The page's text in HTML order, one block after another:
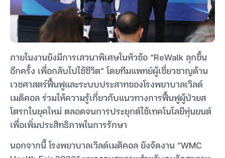
ภายในงานยังมีการเสวนาพิเศษในหัวข้อ “ReWalk ลุกขึ้น
อีกครั้ง เพื่อกลับไปใช้ชีวิต” โดยทีมแพทย์ผู้เชี่ยวชาญด้าน
เวชศาสตร์ฟื้นฟูและระบบประสาทของโรงพยาบาลเวิลด์
เมดิคอล ร่วมให้ความรู้เกี่ยวกับแนวทางการฟื้นฟูผู้ป่วยส
โตรกในยุคใหม่ ตลอดจนการประยุกต์ใช้เทคโนโลยีหุ่นยนต์
เพื่อเพิ่มประสิทธิภาพในการรักษา
นอกจากนี้ โรงพยาบาลเวิลด์เมดิคอล ยังจัดงาน “WMC